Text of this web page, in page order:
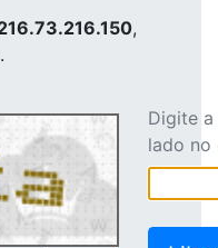
,
Digite
lado no